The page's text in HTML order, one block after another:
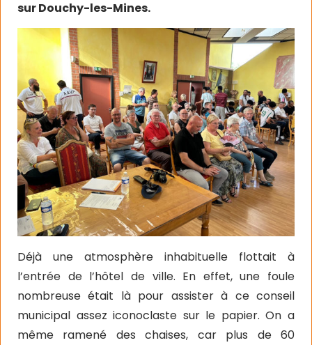
sur Douchy-les-Mines.
Déjà une atmosphère inhabituelle flottait à
l’entrée de l’hôtel de ville. En effet, une foule
nombreuse était là pour assister à ce conseil
municipal assez iconoclaste sur le papier. On a
même ramené des chaises, car plus de 60